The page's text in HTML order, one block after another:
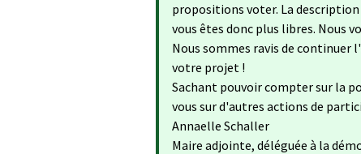
propositions voter. La
vous êtes donc plus libres. Nous
Nous sommes ravis de continuer
votre projet !
Sachant pouvoir compter sur la
vous sur d'autres actions de
Annaelle Schaller
Maire adjointe, déléguée à la